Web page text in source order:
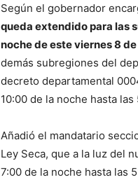
Según el gobernador
queda extendido para las
noche de este viernes 8
demás subregiones del
decreto departamental
10:00 de la noche hasta
Añadió el mandatario
Ley Seca, que a la luz del
7:00 de la noche hasta las